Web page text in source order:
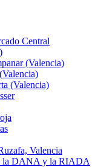
Central
(Valencia)
(Valencia)
Valencia
la DANA y la RIADA